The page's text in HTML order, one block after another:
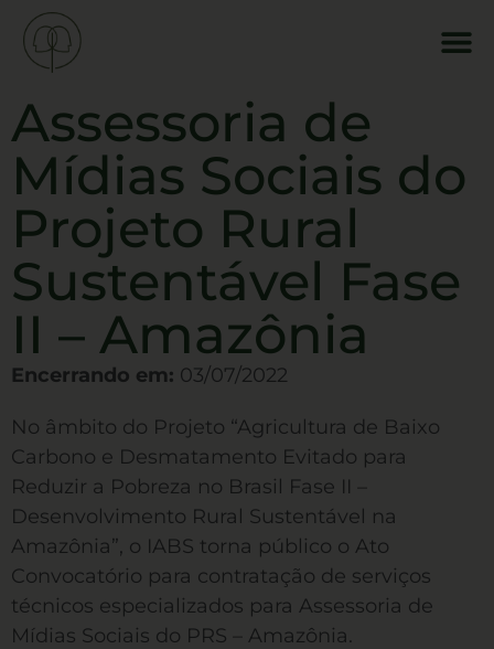
Assessoria de
Mídias Sociais do
Projeto Rural
Sustentável Fase
II – Amazônia
Encerrando em: 03/07/2022
No âmbito do Projeto “Agricultura de Baixo
Carbono e Desmatamento Evitado para
Reduzir a Pobreza no Brasil Fase II –
Desenvolvimento Rural Sustentável na
Amazônia”, o IABS torna público o Ato
Convocatório para contratação de serviços
técnicos especializados para Assessoria de
Mídias Sociais do PRS – Amazônia.